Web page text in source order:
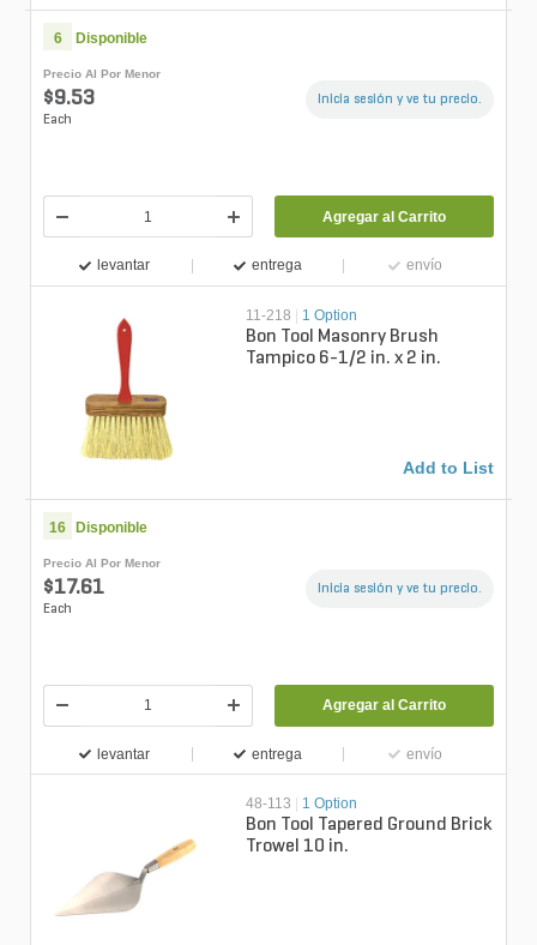
6 Disponible
Precio Al Por Menor
$9.53
Each
Inicia sesión y ve tu precio.
Agregar al Carrito
levantar entrega envío
11-218 | 1 Option
Bon Tool Masonry Brush
Tampico 6-1/2 in. x 2 in.
Add to List
16 Disponible
Precio Al Por Menor
$17.61
Each
Inicia sesión y ve tu precio.
Agregar al Carrito
levantar entrega envío
48-113 1 Option
Bon Tool Tapered Ground Brick
Trowel 10 in.